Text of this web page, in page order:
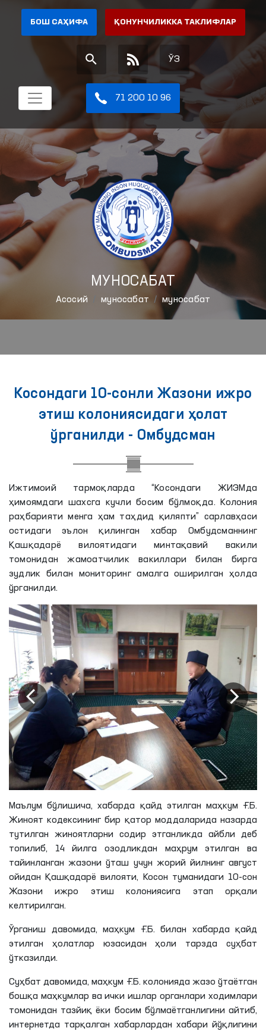
БОШ САҲИФА ҚОНУНЧИЛИККА ТАКЛИФЛАР
ЎЗ
71 200 10 96
МУНОСАБАТ
Aсосий муносабат муносабат
Косондаги 10-сонли Жазони ижро
этиш колониясидаги ҳолат
ўрганилди - Омбудсман
Ижтимоий тармоқларда “Косондаги ЖИЭМда
ҳимоямдаги шахсга кучли босим бўлмоқда. Колония
раҳбарияти менга ҳам таҳдид қиляпти” сарлавҳаси
остидаги эълон қилинган хабар Омбудсманнинг
Қашқадарё вилоятидаги минтақавий вакили
томонидан жамоатчилик вакиллари билан бирга
зудлик билан мониторинг амалга оширилган ҳолда
ўрганилди.
Маълумбўлишича, хабарда қайд этилган маҳкум Ғ.Б.
Жиноят кодексининг бир қатор моддаларида назарда
тутилган жиноятларни содир этганликда айбли деб
топилиб, 14 йилга озодликдан маҳрум этилган ва
тайинланган жазони ўташ учун жорий йилнинг август
ойидан Қашқадарё вилояти, Косон туманидаги 10-сон
Жазони ижро этиш колониясига этап орқали
келтирилган.
Ўрганиш давомида, маҳкум Ғ.Б. билан хабарда қайд
этилган ҳолатлар юзасидан ҳоли тарзда суҳбат
ўтказилди.
Суҳбат давомида, маҳкум Ғ.Б. колонияда жазо ўтаётган
бошқа маҳкумлар ва ички ишлар органлари ходимлари
томонидан тазйиқ ёки босим бўлмаётганлигини айтиб,
интернетда тарқалган хабарлардан хабари йўқлигини